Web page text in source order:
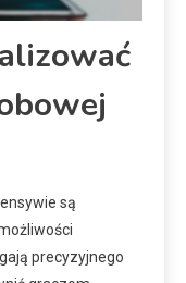
są
precyzyjnego